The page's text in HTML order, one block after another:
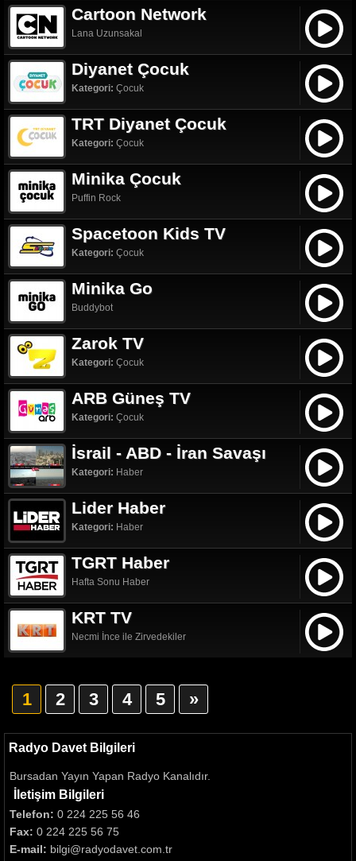
Cartoon Network
Lana Uzunsakal
Diyanet Çocuk
Kategori: Çocuk
TRT Diyanet Çocuk
Kategori: Çocuk
Minika Çocuk
Puffin Rock
Spacetoon Kids TV
Kategori: Çocuk
Minika Go
Buddybot
Zarok TV
Kategori: Çocuk
ARB Güneş TV
Kategori: Çocuk
İsrail - ABD - İran Savaşı
Kategori: Haber
Lider Haber
Kategori: Haber
TGRT Haber
Hafta Sonu Haber
KRT TV
Necmi İnce ile Zirvedekiler
1 2 3 4 5 »
Radyo Davet Bilgileri
Bursadan Yayın Yapan Radyo Kanalıdır.
İletişim Bilgileri
Telefon: 0 224 225 56 46
Fax: 0 224 225 56 75
E-mail: bilgi@radyodavet.com.tr